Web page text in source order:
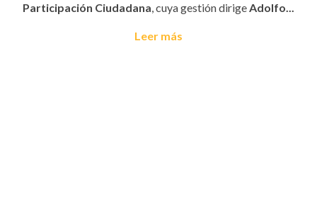
Participación Ciudadana, cuya gestión dirigeAdolfo...
Leer más